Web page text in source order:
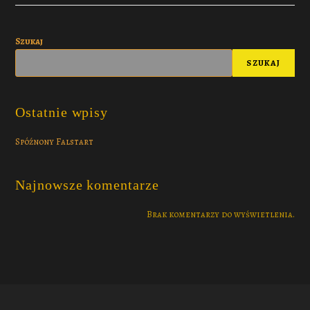
Szukaj
SZUKAJ
Ostatnie wpisy
Spóźnony Falstart
Najnowsze komentarze
Brak komentarzy do wyświetlenia.